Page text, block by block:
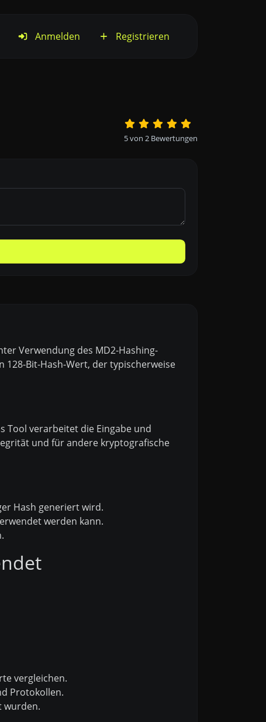
Anmelden Registrieren
5von 2 Bewertungen
Verwendung des MD2-Hashing-
Bit-Hash-Wert, der typischerweise
Tool verarbeitet die Eingabe und
und für andere kryptografische
Hash generiert wird.
werden kann.
vergleichen.
Protokollen.
wurden.